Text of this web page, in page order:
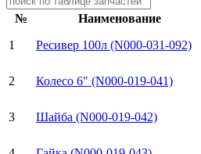
№ Наименование
1
Ресивер 100л (N000-031-092)
2 Колесо 6" (N000-019-041)
3 Шайба (N000-019-042)